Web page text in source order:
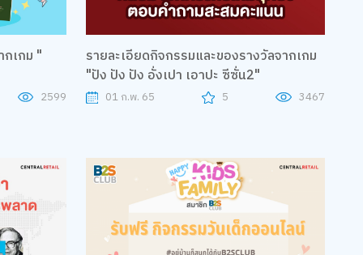
เกม "
2599
รายละเอียดกิจกรรมและของรางวัลจากเกม
"ปัง ปัง ปัง อั่งเปา เอาปะ ซีซั่น2"
01 ก.พ. 65 5 3467